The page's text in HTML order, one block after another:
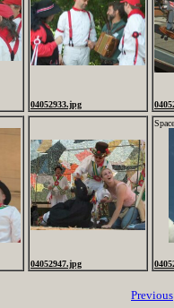
04052933.jpg
04052947.jpg
Previous